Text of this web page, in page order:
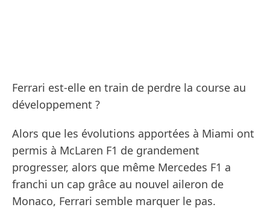
Ferrari est-elle en train de perdre la course au
développement ?
Alors que les évolutions apportées à Miami ont
permis à McLaren F1 de grandement
progresser, alors que même Mercedes F1 a
franchi un cap grâce au nouvel aileron de
Monaco, Ferrari semble marquer le pas.